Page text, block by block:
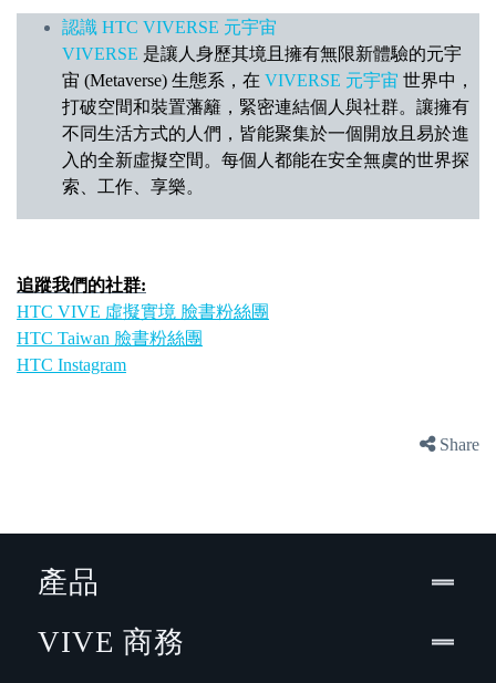
認識 HTC VIVERSE 元宇宙
VIVERSE 是讓人身歷其境且擁有無限新體驗的元宇
宙 (Metaverse) 生態系，在 VIVERSE 元宇宙 世界中，
打破空間和裝置藩籬，緊密連結個人與社群。讓擁有
不同生活方式的人們，皆能聚集於一個開放且易於進
入的全新虛擬空間。每個人都能在安全無虞的世界探
索、工作、享樂。
追蹤我們的社群:
HTC VIVE 虛擬實境 臉書粉絲團
HTC Taiwan 臉書粉絲團
HTC Instagram
Share
產品
VIVE 商務